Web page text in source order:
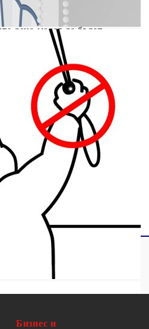
могат да бъдат
дърпащи въжета, вериги,
който управлява този
удушаване и оплитане,
от обсега на малки деца.
около врата на
креватчетата и
за покриване на
кабелите заедно.
не се усукват и
Децата може
предпазно устройство не
използвайте това
шнуровете или
за деца.
Бизнес и